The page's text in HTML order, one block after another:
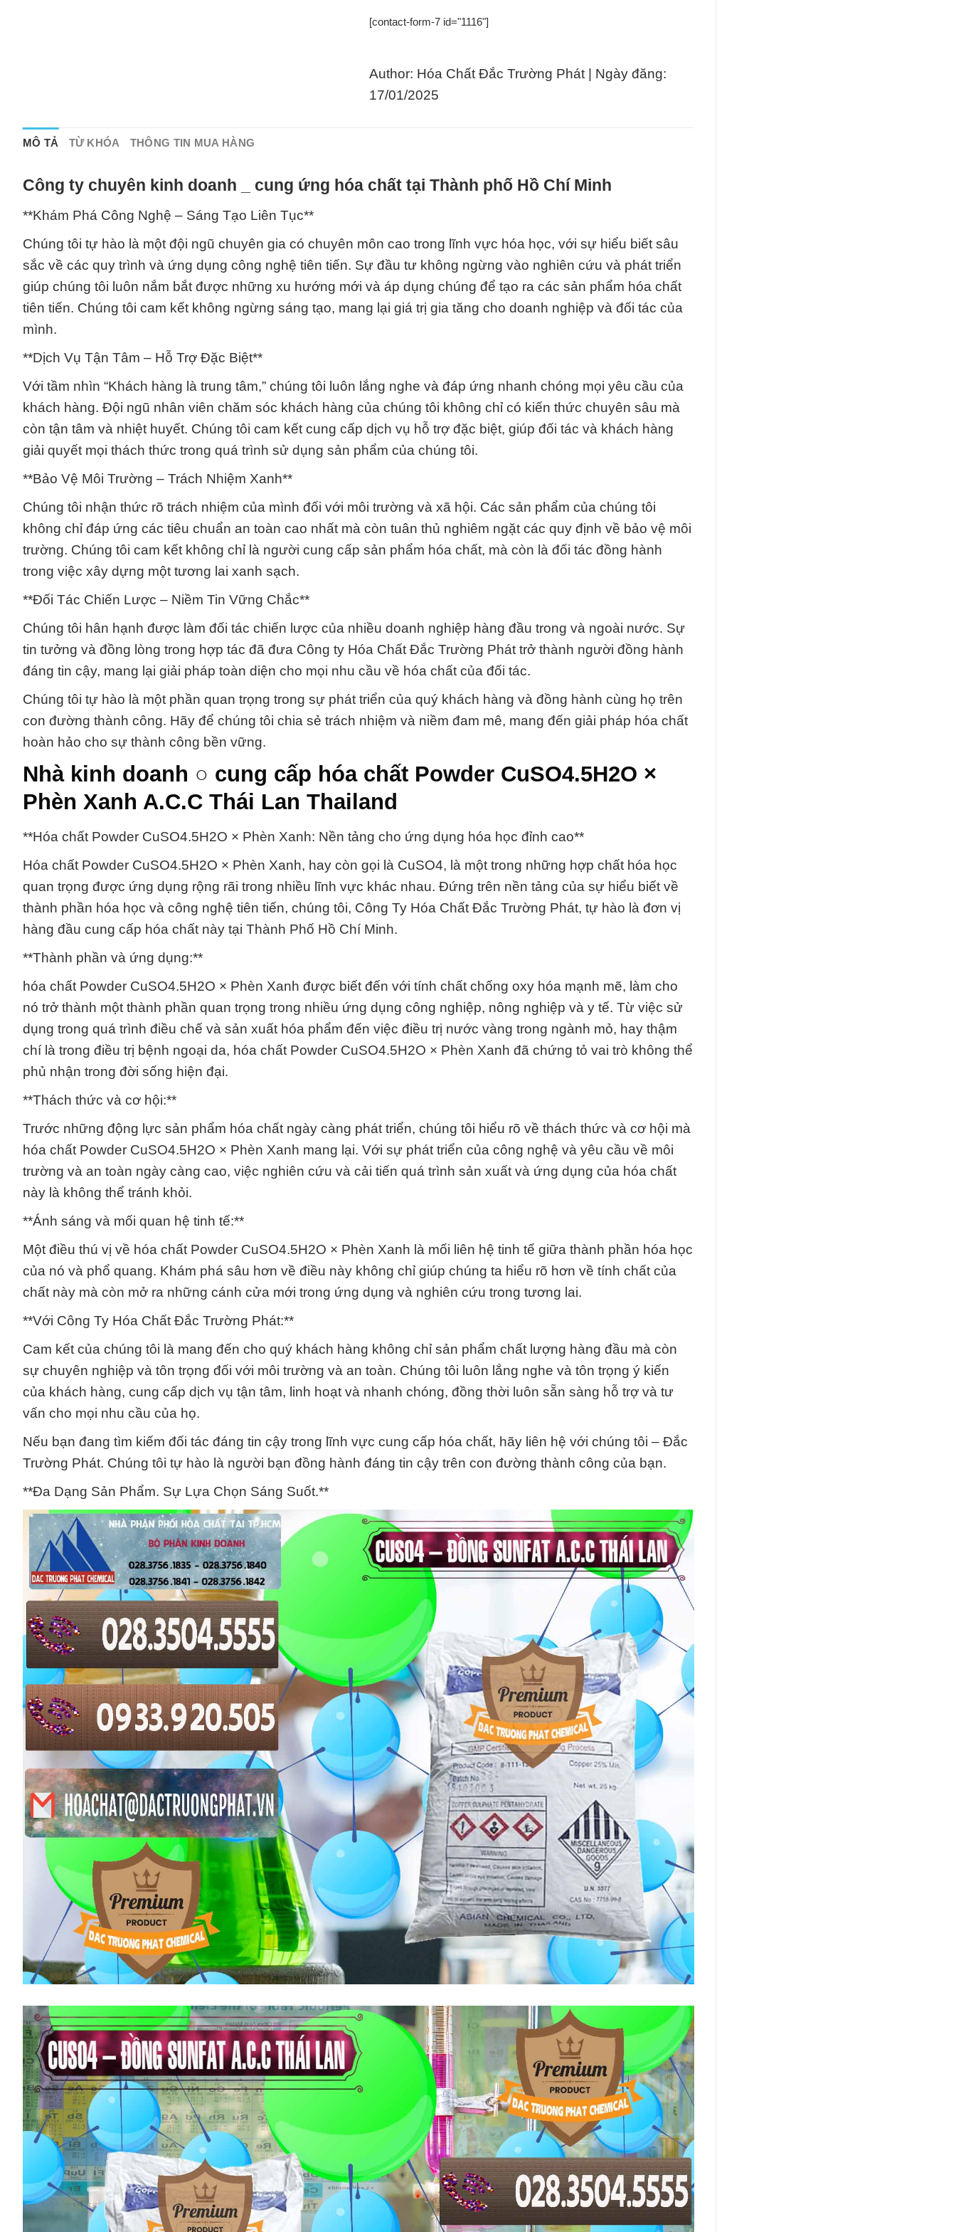
[contact-form-7 id="1116"]
Author: Hóa Chất Đắc Trường Phát | Ngày đăng:
17/01/2025
MÔ TẢ TỪ KHÓA THÔNG TIN MUA HÀNG
Công ty chuyên kinh doanh _ cung ứng hóa chất tại Thành phố Hồ Chí Minh
**Khám Phá Công Nghệ – Sáng Tạo Liên Tục**
Chúng tôi tự hào là một đội ngũ chuyên gia có chuyên môn cao trong lĩnh vực hóa học, với sự hiểu biết sâu
sắc về các quy trình và ứng dụng công nghệ tiên tiến. Sự đầu tư không ngừng vào nghiên cứu và phát triển
giúp chúng tôi luôn nắm bắt được những xu hướng mới và áp dụng chúng để tạo ra các sản phẩm hóa chất
tiên tiến. Chúng tôi cam kết không ngừng sáng tạo, mang lại giá trị gia tăng cho doanh nghiệp và đối tác của
mình.
**Dịch Vụ Tận Tâm – Hỗ Trợ Đặc Biệt**
Với tầm nhìn “Khách hàng là trung tâm,” chúng tôi luôn lắng nghe và đáp ứng nhanh chóng mọi yêu cầu của
khách hàng. Đội ngũ nhân viên chăm sóc khách hàng của chúng tôi không chỉ có kiến thức chuyên sâu mà
còn tận tâm và nhiệt huyết. Chúng tôi cam kết cung cấp dịch vụ hỗ trợ đặc biệt, giúp đối tác và khách hàng
giải quyết mọi thách thức trong quá trình sử dụng sản phẩm của chúng tôi.
**Bảo Vệ Môi Trường – Trách Nhiệm Xanh**
Chúng tôi nhận thức rõ trách nhiệm của mình đối với môi trường và xã hội. Các sản phẩm của chúng tôi
không chỉ đáp ứng các tiêu chuẩn an toàn cao nhất mà còn tuân thủ nghiêm ngặt các quy định về bảo vệ môi
trường. Chúng tôi cam kết không chỉ là người cung cấp sản phẩm hóa chất, mà còn là đối tác đồng hành
trong việc xây dựng một tương lai xanh sạch.
**Đối Tác Chiến Lược – Niềm Tin Vững Chắc**
Chúng tôi hân hạnh được làm đối tác chiến lược của nhiều doanh nghiệp hàng đầu trong và ngoài nước. Sự
tin tưởng và đồng lòng trong hợp tác đã đưa Công ty Hóa Chất Đắc Trường Phát trở thành người đồng hành
đáng tin cậy, mang lại giải pháp toàn diện cho mọi nhu cầu về hóa chất của đối tác.
Chúng tôi tự hào là một phần quan trọng trong sự phát triển của quý khách hàng và đồng hành cùng họ trên
con đường thành công. Hãy để chúng tôi chia sẻ trách nhiệm và niềm đam mê, mang đến giải pháp hóa chất
hoàn hảo cho sự thành công bền vững.
Nhà kinh doanh ○ cung cấp hóa chất Powder CuSO4.5H2O ×
Phèn Xanh A.C.C Thái Lan Thailand
**Hóa chất Powder CuSO4.5H2O × Phèn Xanh: Nền tảng cho ứng dụng hóa học đỉnh cao**
Hóa chất Powder CuSO4.5H2O × Phèn Xanh, hay còn gọi là CuSO4, là một trong những hợp chất hóa học
quan trọng được ứng dụng rộng rãi trong nhiều lĩnh vực khác nhau. Đứng trên nền tảng của sự hiểu biết về
thành phần hóa học và công nghệ tiên tiến, chúng tôi, Công Ty Hóa Chất Đắc Trường Phát, tự hào là đơn vị
hàng đầu cung cấp hóa chất này tại Thành Phố Hồ Chí Minh.
**Thành phần và ứng dụng:**
hóa chất Powder CuSO4.5H2O × Phèn Xanh được biết đến với tính chất chống oxy hóa mạnh mẽ, làm cho
nó trở thành một thành phần quan trọng trong nhiều ứng dụng công nghiệp, nông nghiệp và y tế. Từ việc sử
dụng trong quá trình điều chế và sản xuất hóa phẩm đến việc điều trị nước vàng trong ngành mỏ, hay thậm
chí là trong điều trị bệnh ngoại da, hóa chất Powder CuSO4.5H2O × Phèn Xanh đã chứng tỏ vai trò không thể
phủ nhận trong đời sống hiện đại.
**Thách thức và cơ hội:**
Trước những động lực sản phẩm hóa chất ngày càng phát triển, chúng tôi hiểu rõ về thách thức và cơ hội mà
hóa chất Powder CuSO4.5H2O × Phèn Xanh mang lại. Với sự phát triển của công nghệ và yêu cầu về môi
trường và an toàn ngày càng cao, việc nghiên cứu và cải tiến quá trình sản xuất và ứng dụng của hóa chất
này là không thể tránh khỏi.
**Ánh sáng và mối quan hệ tinh tế:**
Một điều thú vị về hóa chất Powder CuSO4.5H2O × Phèn Xanh là mối liên hệ tinh tế giữa thành phần hóa học
của nó và phổ quang. Khám phá sâu hơn về điều này không chỉ giúp chúng ta hiểu rõ hơn về tính chất của
chất này mà còn mở ra những cánh cửa mới trong ứng dụng và nghiên cứu trong tương lai.
**Với Công Ty Hóa Chất Đắc Trường Phát:**
Cam kết của chúng tôi là mang đến cho quý khách hàng không chỉ sản phẩm chất lượng hàng đầu mà còn
sự chuyên nghiệp và tôn trọng đối với môi trường và an toàn. Chúng tôi luôn lắng nghe và tôn trọng ý kiến
của khách hàng, cung cấp dịch vụ tận tâm, linh hoạt và nhanh chóng, đồng thời luôn sẵn sàng hỗ trợ và tư
vấn cho mọi nhu cầu của họ.
Nếu bạn đang tìm kiếm đối tác đáng tin cậy trong lĩnh vực cung cấp hóa chất, hãy liên hệ với chúng tôi – Đắc
Trường Phát. Chúng tôi tự hào là người bạn đồng hành đáng tin cậy trên con đường thành công của bạn.
**Đa Dạng Sản Phẩm. Sự Lựa Chọn Sáng Suốt.**